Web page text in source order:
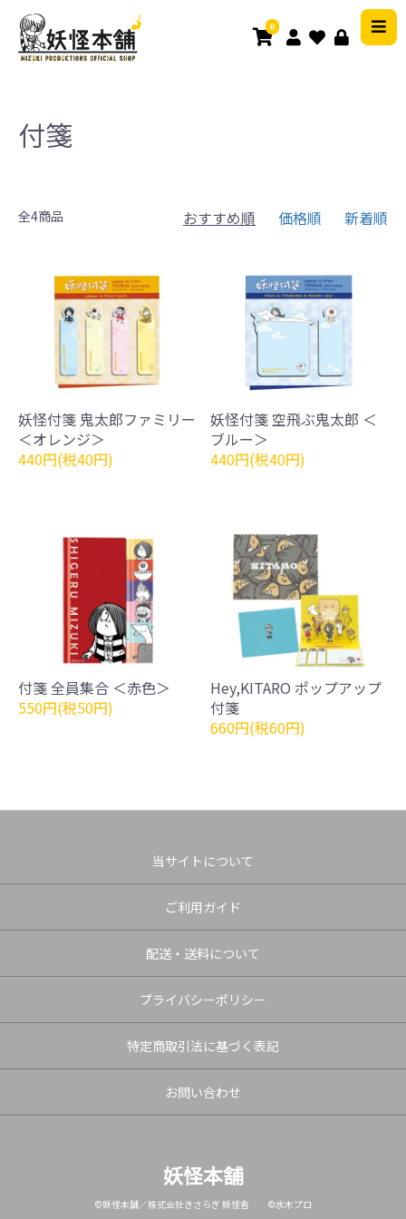
0
付箋
全4商品 おすすめ順 価格順 新着順
妖怪付箋 鬼太郎ファミリー
＜オレンジ＞
440円(税40円)
妖怪付箋 空飛ぶ鬼太郎 ＜
ブルー＞
440円(税40円)
付箋 全員集合 ＜赤色＞
550円(税50円)
Hey,KITARO ポップアップ
付箋
660円(税60円)
当サイトについて
ご利用ガイド
配送・送料について
プライバシーポリシー
特定商取引法に基づく表記
お問い合わせ
妖怪本舗
©妖怪本舗／株式会社きさらぎ 妖怪舎 ©水木プロ